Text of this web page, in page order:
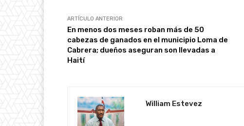
ARTÍCULO ANTERIOR
En menos dos meses roban más de 50
cabezas de ganados en el municipio Loma de
Cabrera; dueños aseguran son llevadas a
Haití
William Estevez